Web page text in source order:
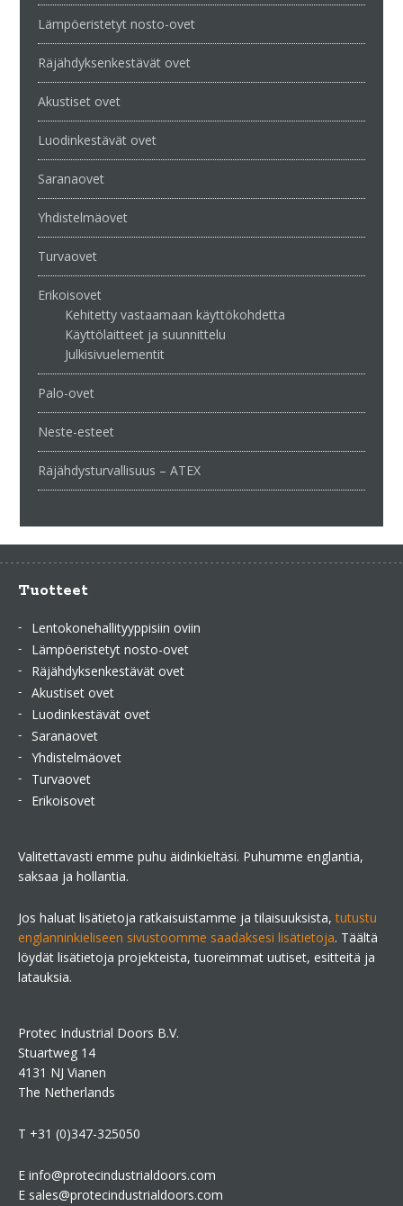
Lämpöeristetyt nosto-ovet
Räjähdyksenkestävät ovet
Akustiset ovet
Luodinkestävät ovet
Saranaovet
Yhdistelmäovet
Turvaovet
Erikoisovet
Kehitetty vastaamaan käyttökohdetta
Käyttölaitteet ja suunnittelu
Julkisivuelementit
Palo-ovet
Neste-esteet
Räjähdysturvallisuus – ATEX
Tuotteet
Lentokonehallityyppisiin oviin
Lämpöeristetyt nosto-ovet
Räjähdyksenkestävät ovet
Akustiset ovet
Luodinkestävät ovet
Saranaovet
Yhdistelmäovet
Turvaovet
Erikoisovet
Valitettavasti emme puhu äidinkieltäsi. Puhumme englantia,
saksaa ja hollantia.
Jos haluat lisätietoja ratkaisuistamme ja tilaisuuksista,tutustu
englanninkieliseen sivustoomme saadaksesi lisätietoja. Täältä
löydät lisätietoja projekteista, tuoreimmat uutiset, esitteitä ja
latauksia.
Protec Industrial Doors B.V.
Stuartweg 14
4131 NJ Vianen
The Netherlands
T +31 (0)347-325050
E info@protecindustrialdoors.com
E sales@protecindustrialdoors.com